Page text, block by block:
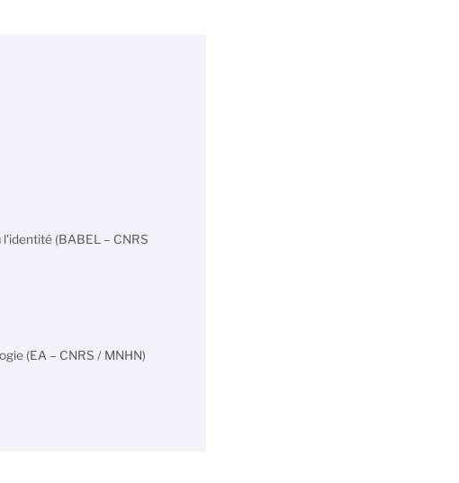
(BABEL – CNRS
(EA – CNRS / MNHN)